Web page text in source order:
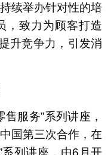
续举办针对性的培
，致力为顾客打造
升竞争力，引发消
服务”系列讲座，
国第三次合作，在
系列讲座，由6月开